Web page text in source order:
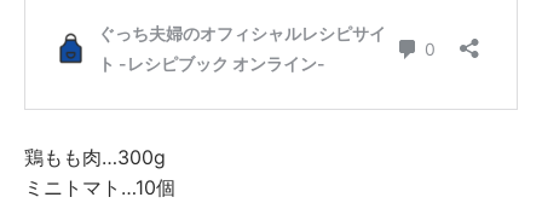
鶏もも肉…300g
ミニトマト…10個